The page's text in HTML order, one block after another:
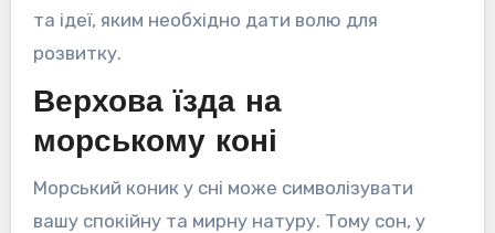
та ідеї, яким необхідно дати волю для
розвитку.
Верхова їзда на
морському коні
Морський коник у сні може символізувати
вашу спокійну та мирну натуру. Тому сон, у